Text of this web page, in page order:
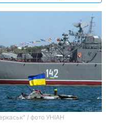
/ фото УНІАН